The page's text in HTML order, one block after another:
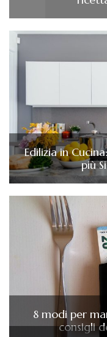
Edilizia in
più
8 modi per
consigli